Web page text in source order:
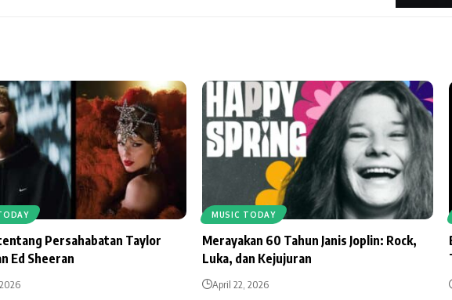
Persahabatan Taylor
Ed Sheeran
MUSIC TODAY
Merayakan 60 Tahun Janis Joplin: Rock,
Luka, dan Kejujuran
April 22, 2026